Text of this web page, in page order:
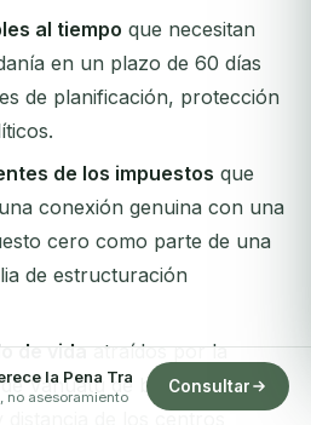
al tiempo que necesitan
en un plazo de 60 días
de planificación, protección
de los impuestos que
conexión genuina con una
cero como parte de una
de estructuración
de vidaatraídos por la
Vanuatu de belleza natural,
la Pena Tra
no asesoramiento
Consultar